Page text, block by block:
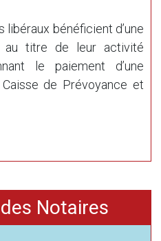
libéraux bénéficient d’une
au titre de leur activité
le paiement d’une
de Prévoyance et
Notaires